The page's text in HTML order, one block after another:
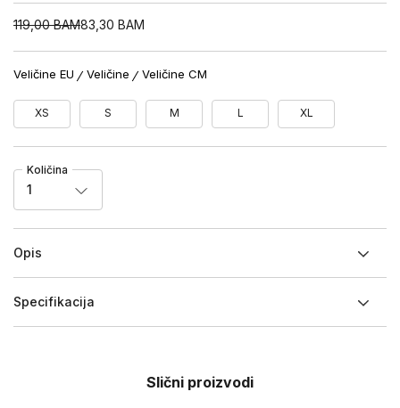
119,00 BAM83,30 BAM
Veličine EU Veličine Veličine CM
XS S M L XL
Količina
1
Opis
Specifikacija
Slični proizvodi